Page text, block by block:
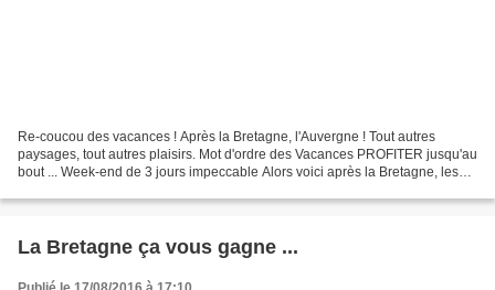
Re-coucou des vacances ! Après la Bretagne, l'Auvergne ! Tout autres
paysages, tout autres plaisirs. Mot d'ordre des Vacances PROFITER jusqu'au
bout ... Week-end de 3 jours impeccable Alors voici après la Bretagne, les
La Bretagne ça vous gagne ...